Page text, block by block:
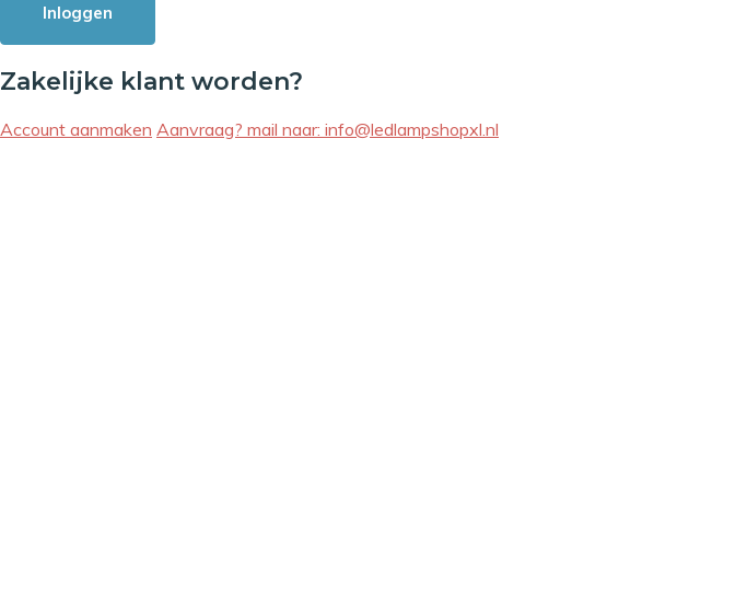
Inloggen
Zakelijke klant worden?
Account aanmaken Aanvraag? mail naar: info@ledlampshopxl.nl